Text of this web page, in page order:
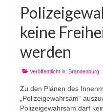
keine
werden
Veröffentlicht in: Brandenburg
Zu den Plänen des
„Polizeigewahrsam“
Polizeigewahrsam darf